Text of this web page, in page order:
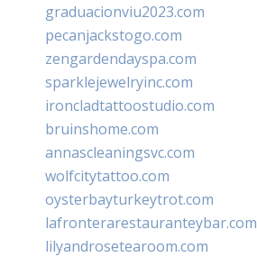
graduacionviu2023.com
pecanjackstogo.com
zengardendayspa.com
sparklejewelryinc.com
ironcladtattoostudio.com
bruinshome.com
annascleaningsvc.com
wolfcitytattoo.com
oysterbayturkeytrot.com
lafronterarestauranteybar.com
lilyandrosetearoom.com